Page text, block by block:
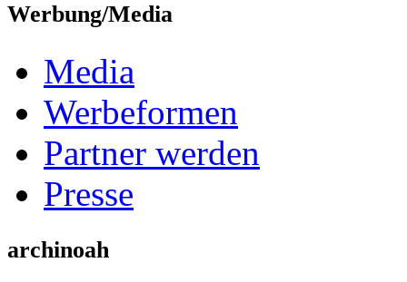
Werbung/Media
Media
Werbeformen
Partner werden
Presse
archinoah